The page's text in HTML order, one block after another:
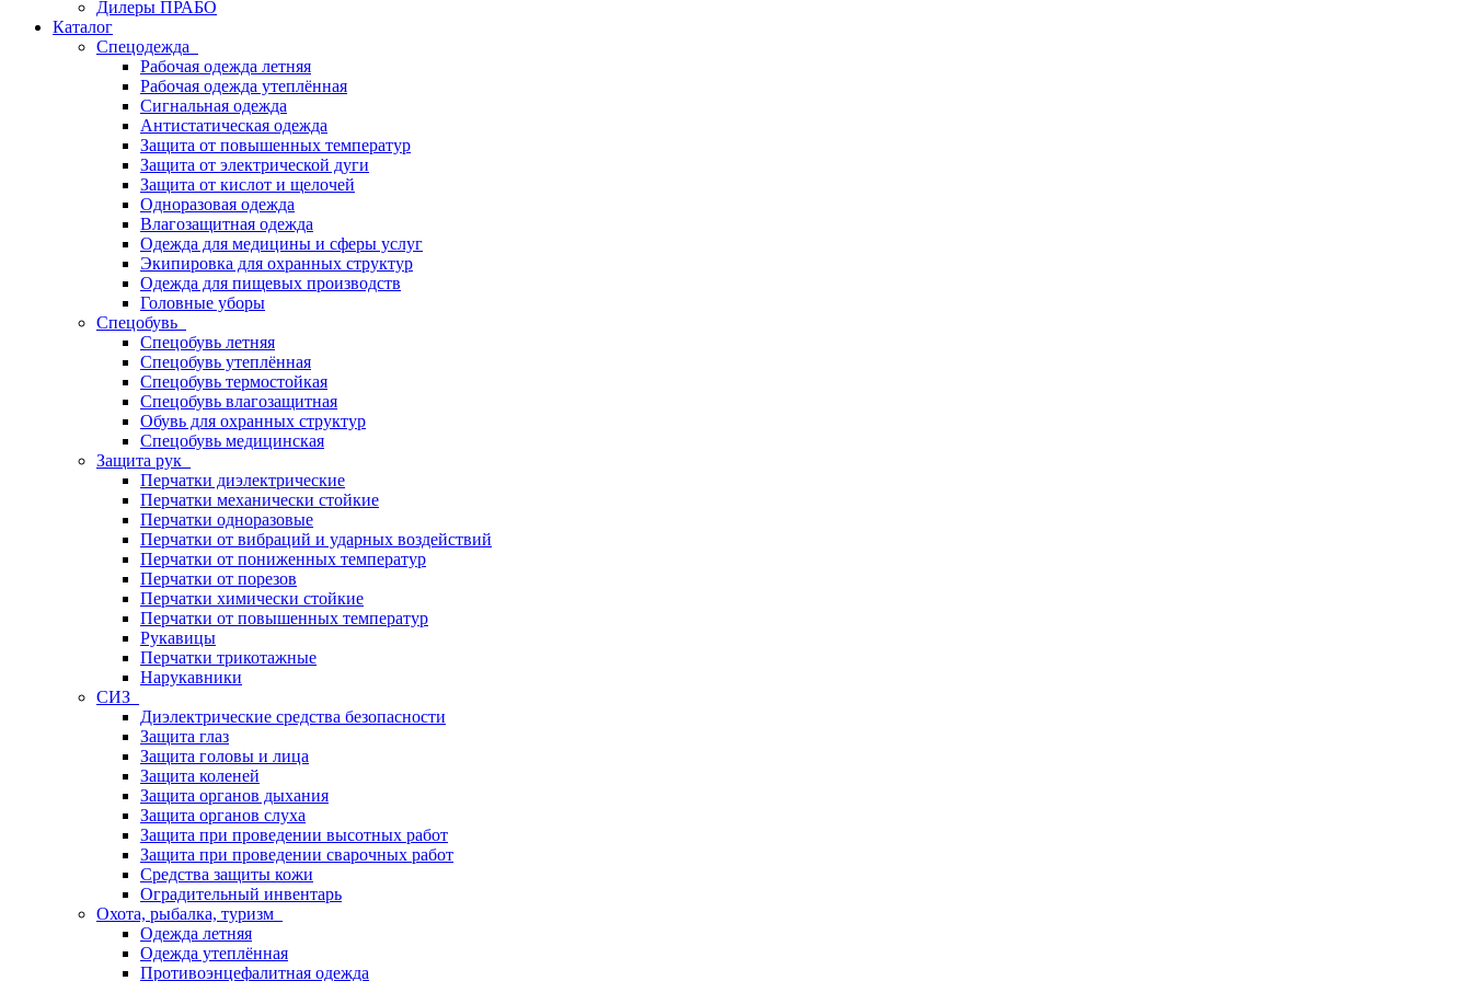
Дилеры ПРАБО
Каталог
Спецодежда
Рабочая одежда летняя
Рабочая одежда утеплённая
Сигнальная одежда
Антистатическая одежда
Защита от повышенных температур
Защита от электрической дуги
Защита от кислот и щелочей
Одноразовая одежда
Влагозащитная одежда
Одежда для медицины и сферы услуг
Экипировка для охранных структур
Одежда для пищевых производств
Головные уборы
Спецобувь
Спецобувь летняя
Спецобувь утеплённая
Спецобувь термостойкая
Спецобувь влагозащитная
Обувь для охранных структур
Спецобувь медицинская
Защита рук
Перчатки диэлектрические
Перчатки механически стойкие
Перчатки одноразовые
Перчатки от вибраций и ударных воздействий
Перчатки от пониженных температур
Перчатки от порезов
Перчатки химически стойкие
Перчатки от повышенных температур
Рукавицы
Перчатки трикотажные
Нарукавники
СИЗ
Диэлектрические средства безопасности
Защита глаз
Защита головы и лица
Защита коленей
Защита органов дыхания
Защита органов слуха
Защита при проведении высотных работ
Защита при проведении сварочных работ
Средства защиты кожи
Оградительный инвентарь
Охота, рыбалка, туризм
Одежда летняя
Одежда утеплённая
Противоэнцефалитная одежда